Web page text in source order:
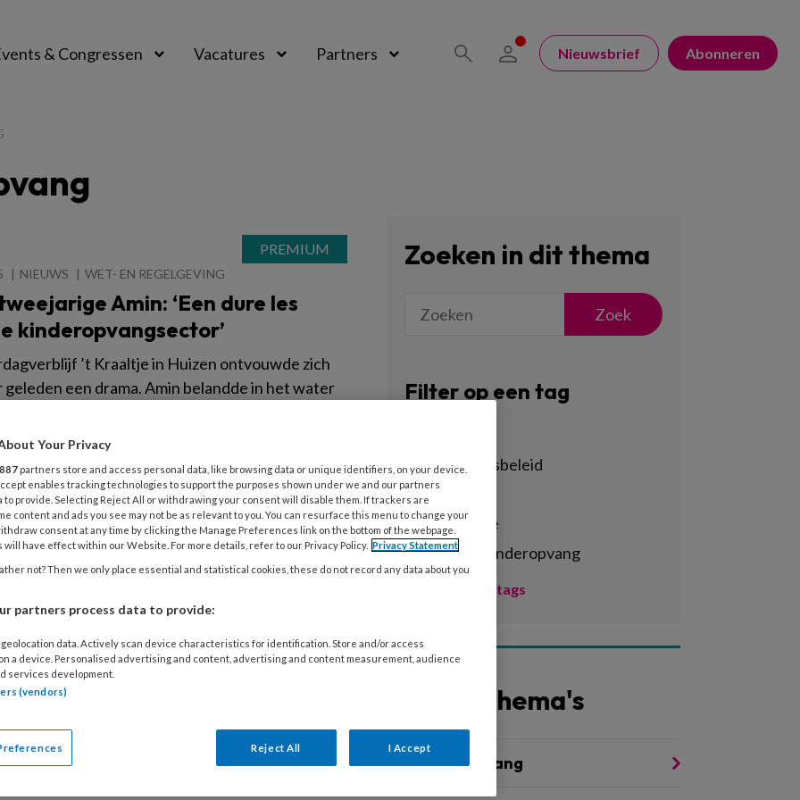
& Congressen Vacatures Partners Nieuwsbrief Abonneren
NIEUWS WET- EN REGELGEVING
Amin: ‘Een dure les
kinderopvangsector’
’t Kraaltje in Huizen ontvouwde zich
geleden een drama. Amin belandde in het water
waarvan 25.000 euro voorwaardelijk. Dit zou
Is het dat ook?
NIEUWS WET- EN REGELGEVING
kinderopvang: een
is de nieuwe directeur Kinderopvang bij
van Sociale Zaken en Werkgelegenheid. In
om het nieuwe financieringsstelsel in
voeren. We vroegen Verbaan of dit realistisch is.
Zoeken in dit thema
Zoek
Filter op een tag
achterstandsbeleid
activiteiten
administratie
agrarische kinderopvang
Toon meer tags
Andere thema's
Kwaliteit Opvang
Your Privacy
887 partners store and access personal data, like browsing data or unique identifiers, on your device.
enables tracking technologies to support the purposes shown under we and our partners
to provide. Selecting Reject All or withdrawing your consent will disable them. If trackers are
content and ads you see may not be as relevant to you. You can resurface this menu to change your
consent at any time by clicking the Manage Preferences link on the bottom of the webpage.
will have effect within our Website. For more details, refer to our Privacy Policy. Privacy Statement
not? Then we only place essential and statistical cookies, these do not record any data about you
partners process data to provide:
data. Actively scan device characteristics for identification. Store and/or access
a device. Personalised advertising and content, advertising and content measurement, audience
services development.
(vendors)
Reject All I Accept